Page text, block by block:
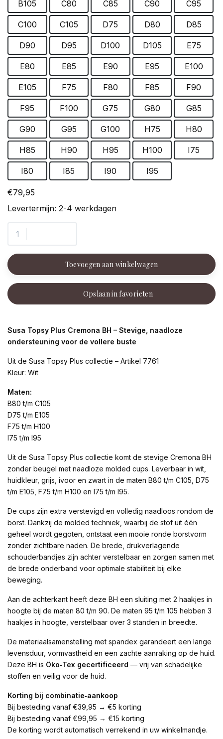
B105 C80 C85 C90 C95
C100 C105 D75 D80 D85
D90 D95 D100 D105 E75
E80 E85 E90 E95 E100
E105 F75 F80 F85 F90
F95 F100 G75 G80 G85
G90 G95 G100 H75 H80
H85 H90 H95 H100 I75
I80 I85 I90 I95
€79,95
Levertermijn: 2-4 werkdagen
Toevoegen aan winkelwagen
Opslaan in favorieten
Susa Topsy Plus Cremona BH – Stevige, naadloze
ondersteuning voor de vollere buste
Uit de Susa Topsy Plus collectie – Artikel 7761
Kleur: Wit
Maten:
B80 t/m C105
D75 t/m E105
F75 t/m H100
I75 t/m I95
Uit de Susa Topsy Plus collectie komt de stevige Cremona BH
zonder beugel met naadloze molded cups. Leverbaar in wit,
huidkleur, grijs, ivoor en zwart in de maten B80 t/m C105, D75
t/m E105, F75 t/m H100 en I75 t/m I95.
De cups zijn extra verstevigd en volledig naadloos rondom de
borst. Dankzij de molded techniek, waarbij de stof uit één
geheel wordt gegoten, ontstaat een mooie ronde borstvorm
zonder zichtbare naden. De brede, drukverlagende
schouderbandjes zijn achter verstelbaar en zorgen samen met
de brede onderband voor optimale stabiliteit bij elke
beweging.
Aan de achterkant heeft deze BH een sluiting met 2 haakjes in
hoogte bij de maten 80 t/m 90. De maten 95 t/m 105 hebben 3
haakjes in hoogte, verstelbaar over 3 standen in breedte.
De materiaalsamenstelling met spandex garandeert een lange
levensduur, vormvastheid en een zachte aanraking op de huid.
Deze BH is Öko‑Tex gecertificeerd — vrij van schadelijke
stoffen en veilig voor de huid.
Korting bij combinatie‑aankoop
Bij besteding vanaf €39,95 → €5 korting
Bij besteding vanaf €99,95 → €15 korting
De korting wordt automatisch verrekend in uw winkelmandje.